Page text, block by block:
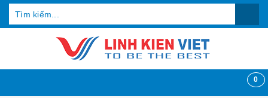
0